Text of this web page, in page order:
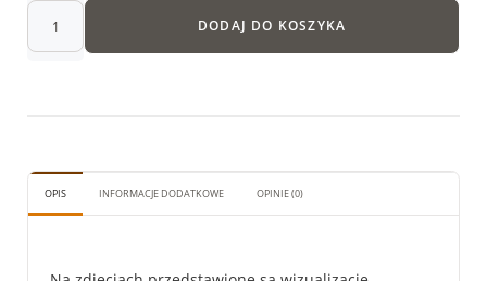
DODAJ DO KOSZYKA
OPIS INFORMACJE DODATKOWE OPINIE (0)